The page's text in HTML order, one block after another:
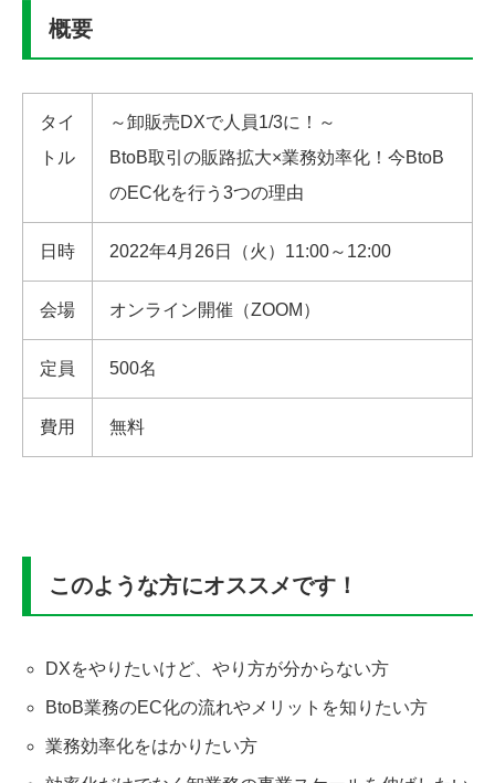
概要
タイ
トル
～卸販売DXで人員1/3に！～
BtoB取引の販路拡大×業務効率化！今BtoB
のEC化を行う3つの理由
日時 2022年4月26日（火）11:00～12:00
会場 オンライン開催（ZOOM）
定員 500名
費用 無料
このような方にオススメです！
DXをやりたいけど、やり方が分からない方
BtoB業務のEC化の流れやメリットを知りたい方
業務効率化をはかりたい方